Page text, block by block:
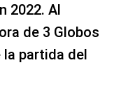
2022. Al
de 3 Globos
la partida del